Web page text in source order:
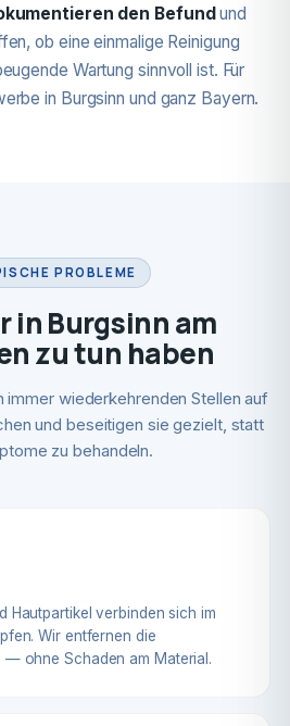
den Befundund
ob eine einmalige Reinigung
Wartung sinnvoll ist. Für
in Burgsinn und ganz Bayern.
PROBLEME
in Burgsinn am
zu tun haben
wiederkehrenden Stellen auf
und beseitigen sie gezielt, statt
zu behandeln.
Hautpartikel verbinden sich im
Wir entfernen die
— ohne Schaden am Material.